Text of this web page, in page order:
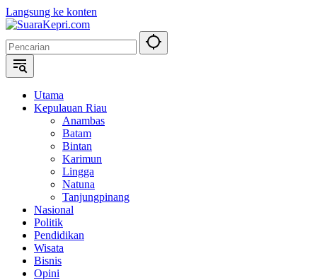
Langsung ke konten
Utama
Kepulauan Riau
Anambas
Batam
Bintan
Karimun
Lingga
Natuna
Tanjungpinang
Nasional
Politik
Pendidikan
Wisata
Bisnis
Opini